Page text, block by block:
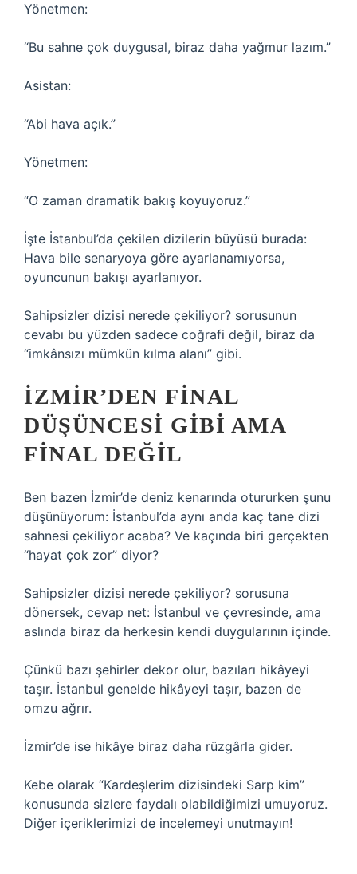
Yönetmen:
“Bu sahne çok duygusal, biraz daha yağmur lazım.”
Asistan:
“Abi hava açık.”
Yönetmen:
“O zaman dramatik bakış koyuyoruz.”
İşte İstanbul’da çekilen dizilerin büyüsü burada:
Hava bile senaryoya göre ayarlanamıyorsa,
oyuncunun bakışı ayarlanıyor.
Sahipsizler dizisi nerede çekiliyor? sorusunun
cevabı bu yüzden sadece coğrafi değil, biraz da
“imkânsızı mümkün kılma alanı” gibi.
İZMIR’DEN FINAL
DÜŞÜNCESI GIBI AMA
FINAL DEĞIL
Ben bazen İzmir’de deniz kenarında otururken şunu
düşünüyorum: İstanbul’da aynı anda kaç tane dizi
sahnesi çekiliyor acaba? Ve kaçında biri gerçekten
“hayat çok zor” diyor?
Sahipsizler dizisi nerede çekiliyor? sorusuna
dönersek, cevap net: İstanbul ve çevresinde, ama
aslında biraz da herkesin kendi duygularının içinde.
Çünkü bazı şehirler dekor olur, bazıları hikâyeyi
taşır. İstanbul genelde hikâyeyi taşır, bazen de
omzu ağrır.
İzmir’de ise hikâye biraz daha rüzgârla gider.
Kebe olarak “Kardeşlerim dizisindeki Sarp kim”
konusunda sizlere faydalı olabildiğimizi umuyoruz.
Diğer içeriklerimizi de incelemeyi unutmayın!